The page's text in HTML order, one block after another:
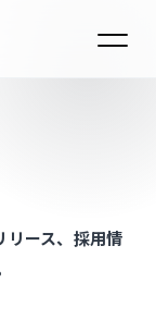
リース、採用情